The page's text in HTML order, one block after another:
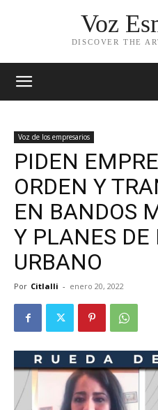
Voz
DISCOVER THE
Voz de los empresarios
PIDEN
ORDEN Y
EN BANDOS
Y PLANES DE
URBANO
Por Citlalli - enero 20, 2022